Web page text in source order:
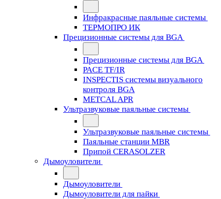
Инфракрасные паяльные системы
ТЕРМОПРО ИК
Прецизионные системы для BGA
Прецизионные системы для BGA
PACE TF/IR
INSPECTIS системы визуального
контроля BGA
METCAL APR
Ультразвуковые паяльные системы
Ультразвуковые паяльные системы
Паяльные станции MBR
Припой CERASOLZER
Дымоуловители
Дымоуловители
Дымоуловители для пайки